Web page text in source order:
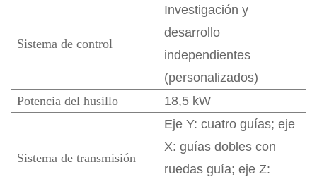
Sistema de control
Investigación y
desarrollo
independientes
(personalizados)
Potencia del husillo
18,5 kW
Sistema de transmisión
Eje Y: cuatro guías; eje
X: guías dobles con
ruedas guía; eje Z: